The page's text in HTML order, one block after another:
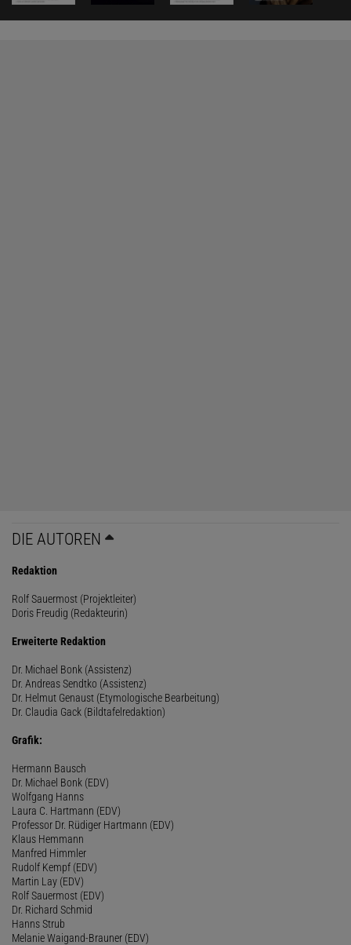
DIE AUTOREN
Redaktion
Rolf Sauermost (Projektleiter)
Doris Freudig (Redakteurin)
Erweiterte Redaktion
Dr. Michael Bonk (Assistenz)
Dr. Andreas Sendtko (Assistenz)
Dr. Helmut Genaust (Etymologische Bearbeitung)
Dr. Claudia Gack (Bildtafelredaktion)
Grafik:
Hermann Bausch
Dr. Michael Bonk (EDV)
Wolfgang Hanns
Laura C. Hartmann (EDV)
Professor Dr. Rüdiger Hartmann (EDV)
Klaus Hemmann
Manfred Himmler
Rudolf Kempf (EDV)
Martin Lay (EDV)
Rolf Sauermost (EDV)
Dr. Richard Schmid
Hanns Strub
Melanie Waigand-Brauner (EDV)